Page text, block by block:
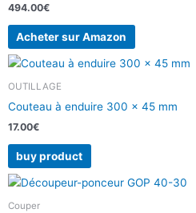
494.00€
Acheter sur Amazon
OUTILLAGE
Couteau à enduire 300 x 45 mm
17.00€
buy product
Couper